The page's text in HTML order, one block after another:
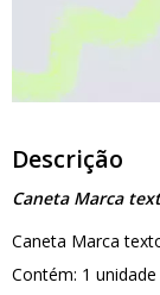
Descrição
Caneta Marca
Caneta Marca
Contém: 1 unidade